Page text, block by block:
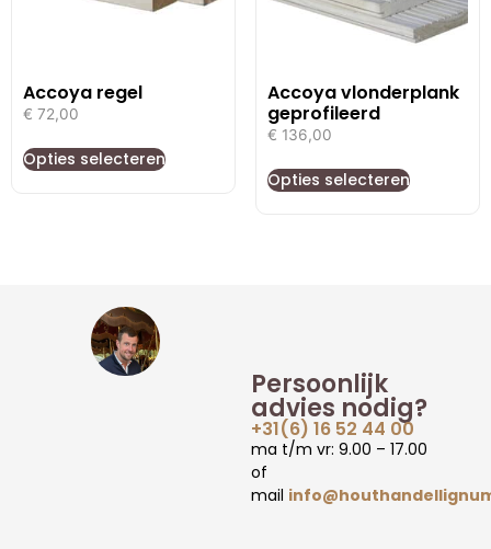
Accoya regel
€ 72,00
Opties selecteren
Accoya vlonderplank
geprofileerd
€ 136,00
Opties selecteren
Persoonlijk
advies nodig?
+31(6) 16 52 44 00
ma t/m vr: 9.00 – 17.00
of
mail